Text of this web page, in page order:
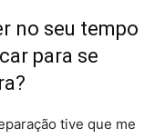
no seu tempo
para se
tive que me